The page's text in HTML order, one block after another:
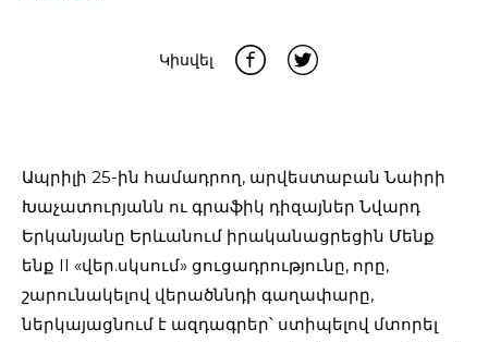
Կիսվել
Ապրիլի 25-ին համադրող, արվեստաբան Նաիրի
Խաչատուրյանն ու գրաֆիկ դիզայներ Նվարդ
Երկանյանը Երևանում իրականացրեցին Մենք
ենք II «վեր.սկսում» ցուցադրությունը, որը,
շարունակելով վերածննդի գաղափարը,
ներկայացնում է ազդագրեր՝ ստիպելով մտորել